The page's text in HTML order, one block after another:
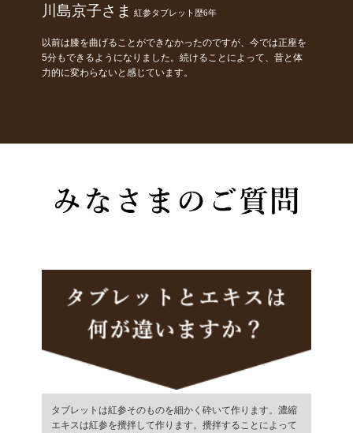
川島京子さま 紅参タブレット歴6年
以前は膝を曲げることができなかったのですが、今では正座を
5分もできるようになりました。続けることによって、昔と体
力的に変わらないと感じています。
タブレットは紅参そのものを細かく砕いて作ります。濃縮
エキスは紅参を攪拌して作ります。攪拌することによって